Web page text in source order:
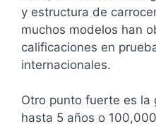
y estructura de
muchos modelos han
calificaciones en
internacionales.
Otro punto fuerte es la
hasta 5 años o